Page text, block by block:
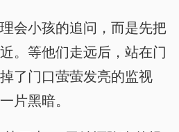
会小孩的追问，而是先把
。等他们走远后，站在门
了门口萤萤发亮的监视
片黑暗。